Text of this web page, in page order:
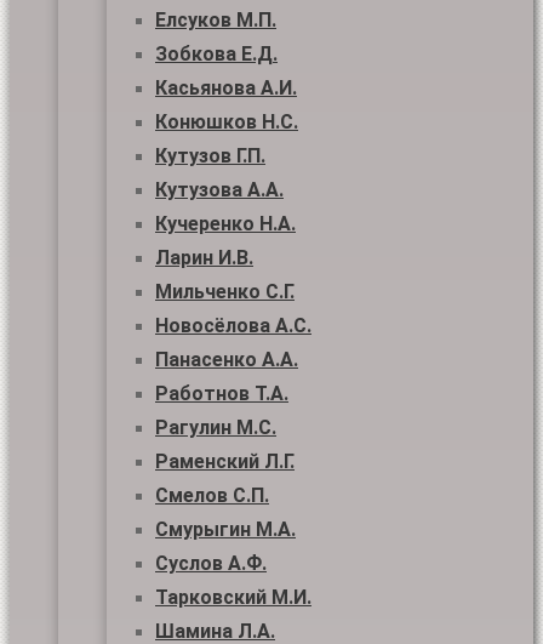
Елсуков М.П.
Зобкова Е.Д.
Касьянова А.И.
Конюшков Н.С.
Кутузов Г.П.
Кутузова А.А.
Кучеренко Н.А.
Ларин И.В.
Мильченко С.Г.
Новосёлова А.С.
Панасенко А.А.
Работнов Т.А.
Рагулин М.С.
Раменский Л.Г.
Смелов С.П.
Смурыгин М.А.
Суслов А.Ф.
Тарковский М.И.
Шамина Л.А.